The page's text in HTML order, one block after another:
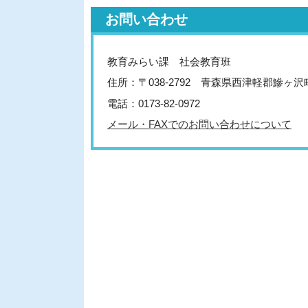
お問い合わせ
教育みらい課 社会教育班
住所：〒038-2792 青森県西津軽郡鰺ヶ沢
電話：0173-82-0972
メール・FAXでのお問い合わせについて